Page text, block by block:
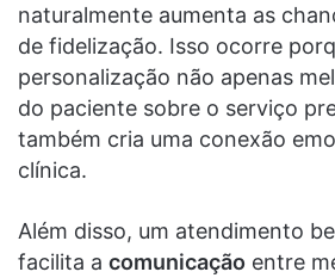
naturalmente aumenta as
de fidelização. Isso ocorre
personalização não apenas
do paciente sobre o serviço
também cria uma conexão
clínica.
Além disso, um atendimento
facilita a comunicação entre